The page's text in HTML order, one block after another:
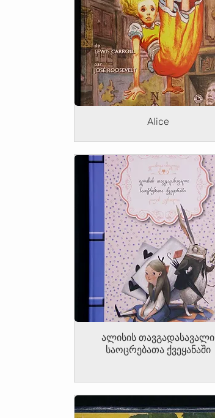
Alice
ალისის თავგადასავალი
საოცრებათა ქვეყანაში